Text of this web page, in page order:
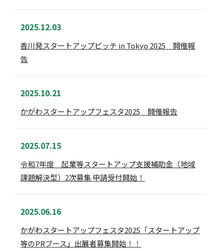
2025.12.03
香川発スタートアップピッチ in Tokyo 2025 開催報
告
2025.10.21
かがわスタートアップフェスタ2025 開催報告
2025.07.15
令和7年度 起業等スタートアップ支援補助金（地域
課題解決型）2次募集 申請受付開始！
2025.06.16
かがわスタートアップフェスタ2025「スタートアップ
等のPRブース」出展者募集開始！！